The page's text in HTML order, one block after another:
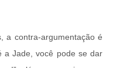
a contra-argumentação é
a Jade, você pode se dar